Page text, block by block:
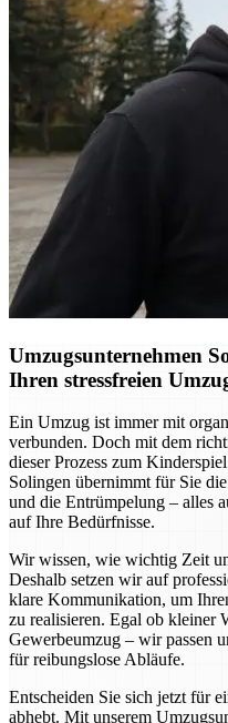
Umzugsunternehmen
Ihren stressfreien
Ein Umzug ist immer mit
verbunden. Doch mit dem
dieser Prozess zum
Solingen übernimmt für Sie
und die Entrümpelung – alles
auf Ihre Bedürfnisse.
Wir wissen, wie wichtig Zeit
Deshalb setzen wir auf
klare Kommunikation, um
zu realisieren. Egal ob kleiner
Gewerbeumzug – wir passen
für reibungslose Abläufe.
Entscheiden Sie sich jetzt für
abhebt. Mit unserem